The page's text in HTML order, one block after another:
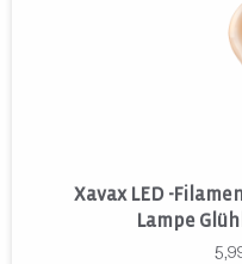
Xavax LED -
Lampe